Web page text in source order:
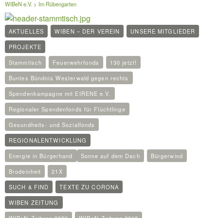
WIBeN e.V. > Im Rübengarten
AKTUELLES WIBEN – DER VEREIN
UNSERE MITGLIEDER
PROJEKTE
Stammtisch
Feuerwehrfonds
130 jetzt!
Buntes Bündnis Westerwald gegen rechts
Spendenkampagne mit EIRENE e.V.
Regionaler Spendenfonds für Flüchtlinge
Gesundheits- und Sozialfonds
REGIONALENTWICKLUNG
Energie in Bürgerhand
Sonne auf dem Dach
Bürgerwind
Brodeinheit
21X
SUCH & FIND
TEXTE ZU CORONA
WIBEN ZEITUNG